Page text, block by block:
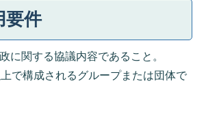
要件
に関する協議内容であること。
で構成されるグループまたは団体で